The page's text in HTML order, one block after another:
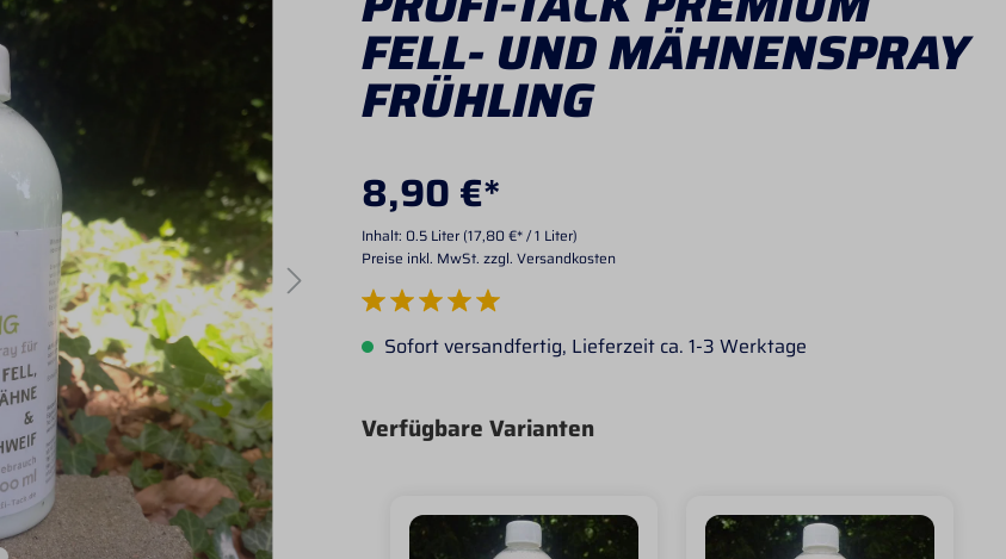
FELL- UND MÄHNENSPRAY
FRÜHLING
8,90 €*
Inhalt: 0.5 Liter (17,80 €* / 1 Liter)
Preise inkl. MwSt. zzgl. Versandkosten
Durchschnittliche Bewertung von 5 von 5 Sternen
Sofort versandfertig, Lieferzeit ca. 1-3 Werktage
Verfügbare Varianten